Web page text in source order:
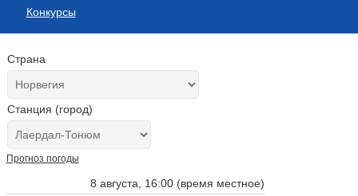
Конкурсы
Страна
Станция (город)
Прогноз погоды
8 августа, 16:00 (время местное)